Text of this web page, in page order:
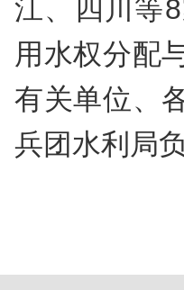
江、四川等
用水权分配
有关单位、
兵团水利局